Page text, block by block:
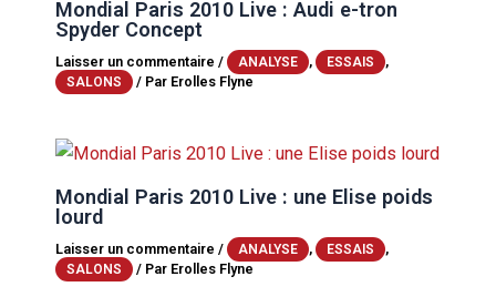
Mondial Paris 2010 Live : Audi e-tron
Spyder Concept
Laisser un commentaire / ANALYSE , ESSAIS ,
SALONS / Par Erolles Flyne
Mondial Paris 2010 Live : une Elise poids
lourd
Laisser un commentaire / ANALYSE , ESSAIS ,
SALONS / Par Erolles Flyne